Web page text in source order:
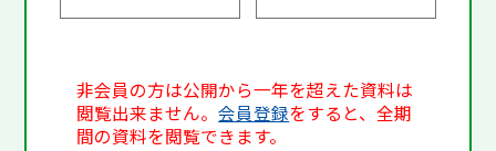
非会員の方は公開から一年を超えた資料は
閲覧出来ません。会員登録をすると、全期
間の資料を閲覧できます。